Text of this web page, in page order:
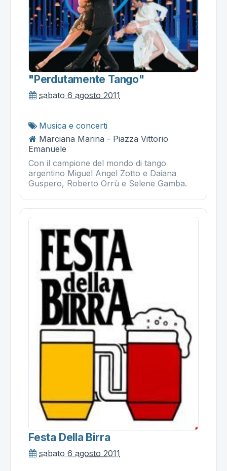
"perdutamente Tango"
sabato 6 agosto 2011
Musica e concerti
Marciana Marina - Piazza Vittorio
Emanuele
Con il campione del mondo di tango
argentino Miguel Angel Zotto e Daiana
Guspero, Roberto Orrù e Selene Gamba.
Festa Della Birra
sabato 6 agosto 2011